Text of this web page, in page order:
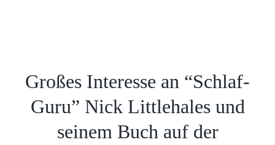
Großes Interesse an “Schlaf-
Guru” Nick Littlehales und
seinem Buch auf der